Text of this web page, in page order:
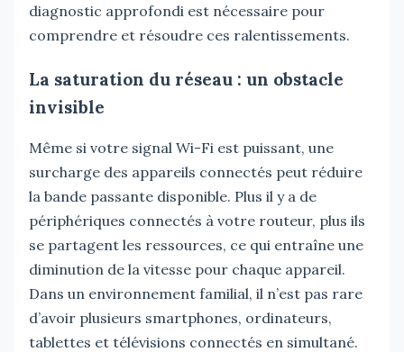
diagnostic approfondi est nécessaire pour
comprendre et résoudre ces ralentissements.
La saturation du réseau : un obstacle
invisible
Même si votre signal Wi-Fi est puissant, une
surcharge des appareils connectés peut réduire
la bande passante disponible. Plus il y a de
périphériques connectés à votre routeur, plus ils
se partagent les ressources, ce qui entraîne une
diminution de la vitesse pour chaque appareil.
Dans un environnement familial, il n’est pas rare
d’avoir plusieurs smartphones, ordinateurs,
tablettes et télévisions connectés en simultané.